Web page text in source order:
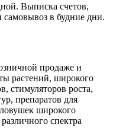
Выписка счетов,
самовывоз в будние дни.
продаже и
растений, широкого
стимуляторов роста,
препаратов для
широкого
спектра